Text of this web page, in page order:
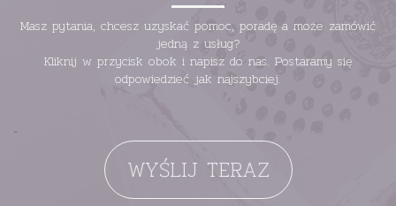
Masz pytania, chcesz uzyskać pomoc, poradę a może zamówić
jedną z usług?
Kliknij w przycisk obok i napisz do nas. Postaramy się
odpowiedzieć jak najszybciej.
-
WYŚLIJ TERAZ